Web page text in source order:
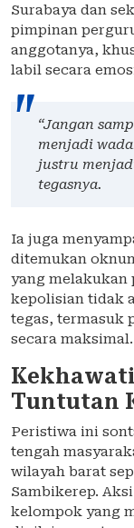
Surabaya dan
pimpinan
anggotanya,
labil secara
“Jangan
menjadi
justru
tegasnya.
Ia juga
ditemukan
yang melakukan
kepolisian tidak
tegas, termasuk
secara maksimal.
Tuntutan
Peristiwa ini
tengah
wilayah barat
Sambikerep.
kelompok yang